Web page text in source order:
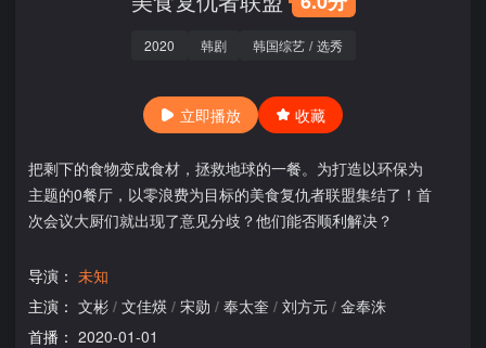
2020 韩剧 韩国综艺 / 选秀
立即播放 收藏
把剩下的食物变成食材，拯救地球的一餐。为打造以环保为
主题的0餐厅，以零浪费为目标的美食复仇者联盟集结了！首
次会议大厨们就出现了意见分歧？他们能否顺利解决？
导演： 未知
主演： 文彬 / 文佳煐 / 宋勋 / 奉太奎 / 刘方元 / 金奉洙
首播： 2020-01-01